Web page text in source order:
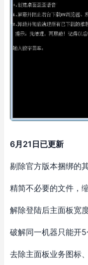
6月21日已更新
剔除官方版本捆绑的
精简不必要的文件，
解除登陆后主面板宽
破解同一机器只能开5
去除主面板业务图标